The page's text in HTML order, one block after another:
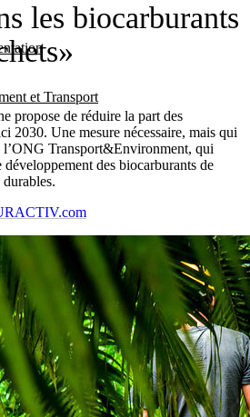
et Transport
les biocarburants
propose de réduire la part des
2030. Une mesure nécessaire, mais qui
l’ONG Transport&Environment, qui
des biocarburants de